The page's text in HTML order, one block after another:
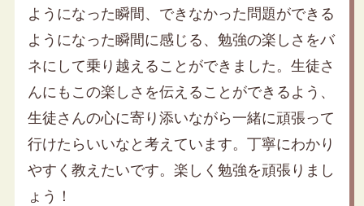
ようになった瞬間、できなかった問題ができる
ようになった瞬間に感じる、勉強の楽しさをバ
ネにして乗り越えることができました。生徒さ
んにもこの楽しさを伝えることができるよう、
生徒さんの心に寄り添いながら一緒に頑張って
行けたらいいなと考えています。丁寧にわかり
やすく教えたいです。楽しく勉強を頑張りまし
ょう！